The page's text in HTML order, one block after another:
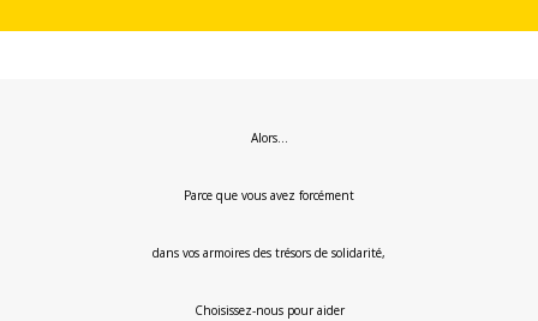
Alors…
Parce que vous avez forcément
dans vos armoires des trésors de solidarité,
Choisissez-nous pour aider